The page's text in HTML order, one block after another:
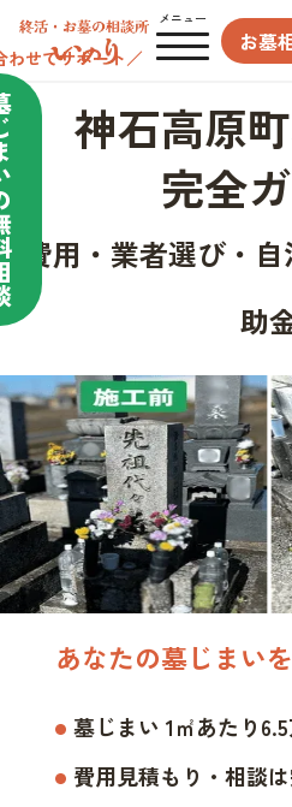
メニュー
お墓
わせてサポート／
神石高原
完全
費用・業者選び・
助
あなたの墓じまい
墓じまい 1㎡あたり
費用見積もり・相談